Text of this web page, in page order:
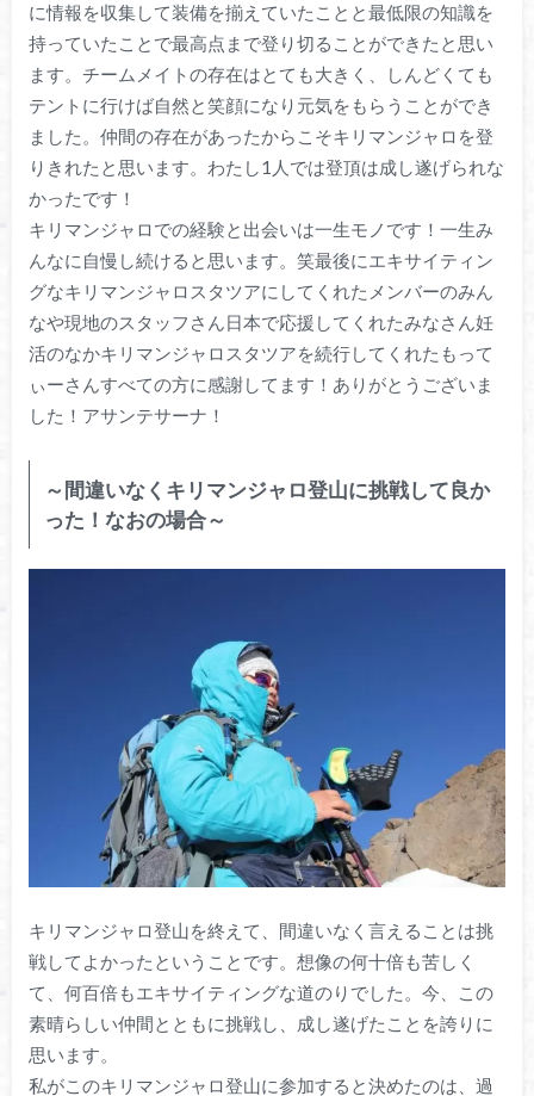
に情報を収集して装備を揃えていたことと最低限の知識を
持っていたことで最高点まで登り切ることができたと思い
ます。チームメイトの存在はとても大きく、しんどくても
テントに行けば自然と笑顔になり元気をもらうことができ
ました。仲間の存在があったからこそキリマンジャロを登
りきれたと思います。わたし1人では登頂は成し遂げられな
かったです！
キリマンジャロでの経験と出会いは一生モノです！一生み
んなに自慢し続けると思います。笑最後にエキサイティン
グなキリマンジャロスタツアにしてくれたメンバーのみん
なや現地のスタッフさん日本で応援してくれたみなさん妊
活のなかキリマンジャロスタツアを続行してくれたもって
ぃーさんすべての方に感謝してます！ありがとうございま
した！アサンテサーナ！
～間違いなくキリマンジャロ登山に挑戦して良か
った！なおの場合～
キリマンジャロ登山を終えて、間違いなく言えることは挑
戦してよかったということです。想像の何十倍も苦しく
て、何百倍もエキサイティングな道のりでした。今、この
素晴らしい仲間とともに挑戦し、成し遂げたことを誇りに
思います。
私がこのキリマンジャロ登山に参加すると決めたのは、過